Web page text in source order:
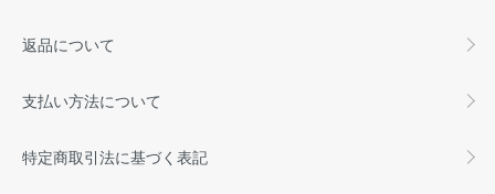
返品について
支払い方法について
特定商取引法に基づく表記